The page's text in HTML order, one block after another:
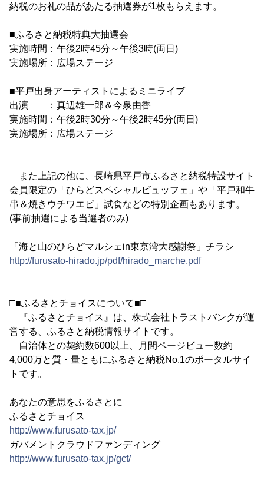
納税のお礼の品があたる抽選券が1枚もらえます。
■ふるさと納税特典大抽選会
実施時間：午後2時45分～午後3時(両日)
実施場所：広場ステージ
■平戸出身アーティストによるミニライブ
出演 ：真辺雄一郎＆今泉由香
実施時間：午後2時30分～午後2時45分(両日)
実施場所：広場ステージ
また上記の他に、長崎県平戸市ふるさと納税特設サイト
会員限定の「ひらどスペシャルビュッフェ」や「平戸和牛
串＆焼きウチワエビ」試食などの特別企画もあります。
(事前抽選による当選者のみ)
「海と山のひらどマルシェin東京湾大感謝祭」チラシ
http://furusato-hirado.jp/pdf/hirado_marche.pdf
□■ふるさとチョイスについて■□
『ふるさとチョイス』は、株式会社トラストバンクが運
営する、ふるさと納税情報サイトです。
自治体との契約数600以上、月間ページビュー数約
4,000万と質・量ともにふるさと納税No.1のポータルサイ
トです。
あなたの意思をふるさとに
ふるさとチョイス
http://www.furusato-tax.jp/
ガバメントクラウドファンディング
http://www.furusato-tax.jp/gcf/